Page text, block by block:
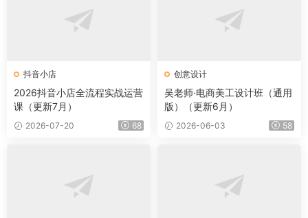
抖音小店
2026抖音小店全流程实战运营
课（更新7月）
2026-07-20 68
创意设计
吴老师·电商美工设计班（通用
版）（更新6月）
2026-06-03 58